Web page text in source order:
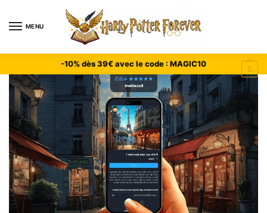
MENU
0
-10% dès 39€ avec le code : MAGIC10